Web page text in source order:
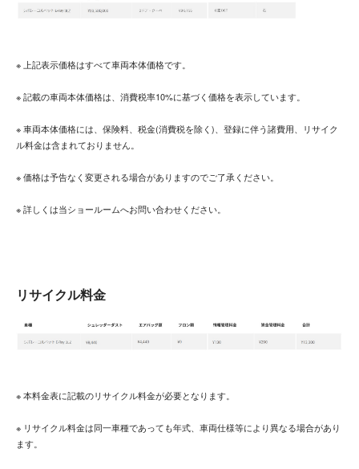
※ 上記表示価格はすべて車両本体価格です。
※ 記載の車両本体価格は、消費税率10%に基づく価格を表示しています。
※ 車両本体価格には、保険料、税金(消費税を除く)、登録に伴う諸費用、リサイク
ル料金は含まれておりません。
※ 価格は予告なく変更される場合がありますのでご了承ください。
※ 詳しくは当ショールームへお問い合わせください。
リサイクル料金
※ 本料金表に記載のリサイクル料金が必要となります。
※ リサイクル料金は同一車種であっても年式、車両仕様等により異なる場合があり
ます。